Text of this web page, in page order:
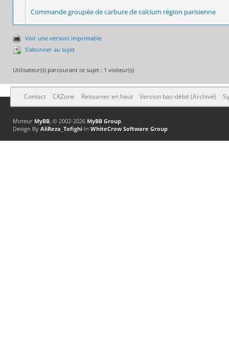
Commande groupée de carbure de calcium région parisienne
Voir une version imprimable
S’abonner au sujet
Utilisateur(s) parcourant ce sujet : 1 visiteur(s)
Contact CKZone Retourner en haut Version bas-débit (Archivé)
Moteur MyBB, © 2002-2026 MyBB Group.
Design By AliReza_TofighiIn WhiteCrow Software Group.